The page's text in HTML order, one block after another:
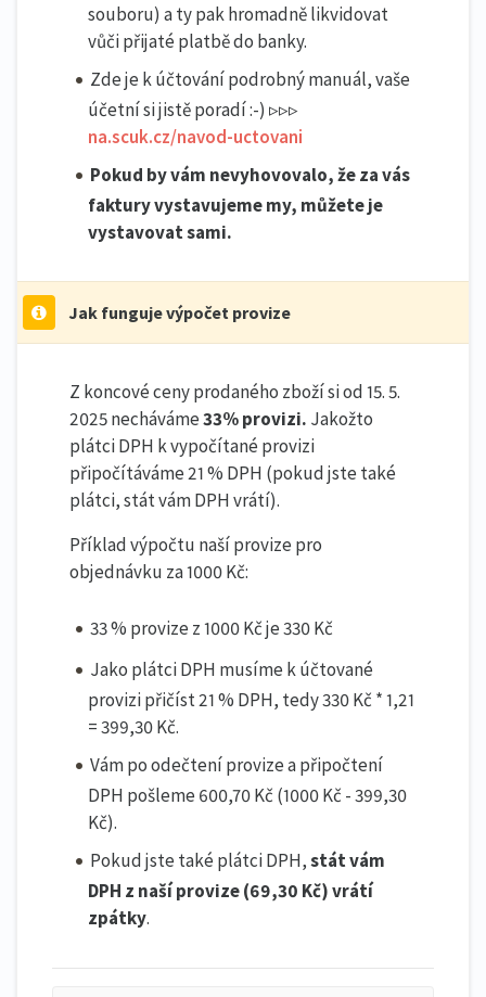
souboru) a ty pak hromadně likvidovat
vůči přijaté platbě do banky.
Zde je k účtování podrobný manuál, vaše
účetní si jistě poradí :-) ▹▹▹
na.scuk.cz/navod-uctovani
Pokud by vám nevyhovovalo, že za vás
faktury vystavujeme my, můžete je
vystavovat sami.
Jak funguje výpočet provize
Z koncové ceny prodaného zboží si od 15. 5.
2025 necháváme33% provizi. Jakožto
plátci DPH k vypočítané provizi
připočítáváme 21 % DPH (pokud jste také
plátci, stát vám DPH vrátí).
Příklad výpočtu naší provize pro
objednávku za 1000 Kč:
33 % provize z 1000 Kč je 330 Kč
Jako plátci DPH musíme k účtované
provizi přičíst 21 % DPH, tedy 330 Kč * 1,21
= 399,30 Kč.
Vám po odečtení provize a připočtení
DPH pošleme 600,70 Kč (1000 Kč - 399,30
Kč).
Pokud jste také plátci DPH,stát vám
DPH z naší provize (69,30 Kč) vrátí
zpátky.